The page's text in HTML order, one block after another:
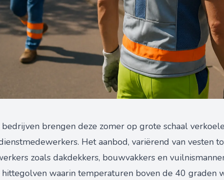
bedrijven brengen deze zomer op grote schaal
Het aanbod, variërend van vesten
zoals dakdekkers, bouwvakkers en
waarin temperaturen boven de 40 graden